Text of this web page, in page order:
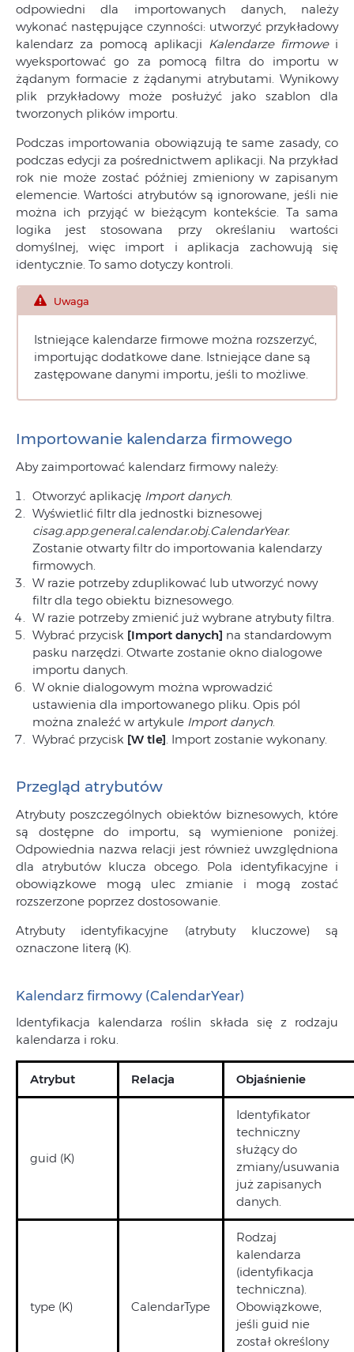
odpowiedni dla importowanych danych, należy
wykonać następujące czynności: utworzyć przykładowy
kalendarz za pomocą aplikacji Kalendarze firmowe i
wyeksportować go za pomocą filtra do importu w
żądanym formacie z żądanymi atrybutami. Wynikowy
plik przykładowy może posłużyć jako szablon dla
tworzonych plików importu.
Podczas importowania obowiązują te same zasady, co
podczas edycji za pośrednictwem aplikacji. Na przykład
rok nie może zostać później zmieniony w zapisanym
elemencie. Wartości atrybutów są ignorowane, jeśli nie
można ich przyjąć w bieżącym kontekście. Ta sama
logika jest stosowana przy określaniu wartości
domyślnej, więc import i aplikacja zachowują się
identycznie. To samo dotyczy kontroli.
Uwaga
Istniejące kalendarze firmowe można rozszerzyć,
importując dodatkowe dane. Istniejące dane są
zastępowane danymi importu, jeśli to możliwe.
Importowanie kalendarza firmowego
Aby zaimportować kalendarz firmowy należy:
Otworzyć aplikację Import danych.
Wyświetlić filtr dla jednostki biznesowej
cisag.app.general.calendar.obj.CalendarYear.
Zostanie otwarty filtr do importowania kalendarzy
firmowych.
W razie potrzeby zduplikować lub utworzyć nowy
filtr dla tego obiektu biznesowego.
W razie potrzeby zmienić już wybrane atrybuty filtra.
Wybrać przycisk [Import danych] na standardowym
pasku narzędzi. Otwarte zostanie okno dialogowe
importu danych.
W oknie dialogowym można wprowadzić
ustawienia dla importowanego pliku. Opis pól
można znaleźć w artykule Import danych.
Wybrać przycisk [W tle]. Import zostanie wykonany.
Przegląd atrybutów
Atrybuty poszczególnych obiektów biznesowych, które
są dostępne do importu, są wymienione poniżej.
Odpowiednia nazwa relacji jest również uwzględniona
dla atrybutów klucza obcego. Pola identyfikacyjne i
obowiązkowe mogą ulec zmianie i mogą zostać
rozszerzone poprzez dostosowanie.
Atrybuty identyfikacyjne (atrybuty kluczowe) są
oznaczone literą (K).
Kalendarz firmowy (CalendarYear)
Identyfikacja kalendarza roślin składa się z rodzaju
kalendarza i roku.
Atrybut Relacja Objaśnienie
guid (K)
Identyfikator
techniczny
służący do
zmiany/usuwania
już zapisanych
danych.
type (K) CalendarType
Rodzaj
kalendarza
(identyfikacja
techniczna).
Obowiązkowe,
jeśli guid nie
został określony